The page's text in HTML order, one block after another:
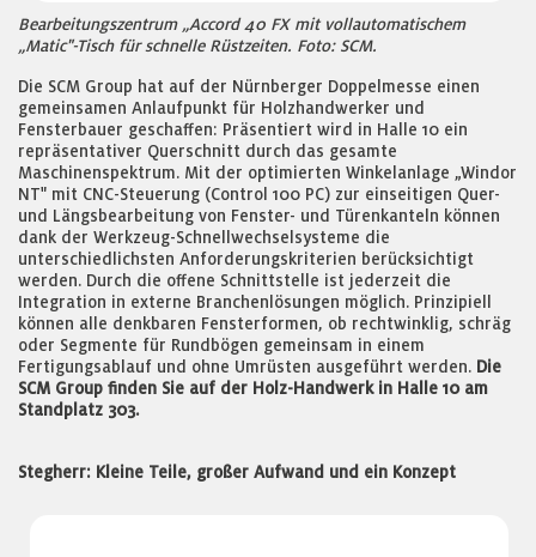
Bearbeitungszentrum „Accord 40 FX mit vollautomatischem
„Matic"-Tisch für schnelle Rüstzeiten. Foto: SCM.
Die SCM Group hat auf der Nürnberger Doppelmesse einen
gemeinsamen Anlaufpunkt für Holzhandwerker und
Fensterbauer geschaffen: Präsentiert wird in Halle 10 ein
repräsentativer Querschnitt durch das gesamte
Maschinenspektrum. Mit der optimierten Winkelanlage „Windor
NT" mit CNC-Steuerung (Control 100 PC) zur einseitigen Quer-
und Längsbearbeitung von Fenster- und Türenkanteln können
dank der Werkzeug-Schnellwechselsysteme die
unterschiedlichsten Anforderungskriterien berücksichtigt
werden. Durch die offene Schnittstelle ist jederzeit die
Integration in externe Branchenlösungen möglich. Prinzipiell
können alle denkbaren Fensterformen, ob rechtwinklig, schräg
oder Segmente für Rundbögen gemeinsam in einem
Fertigungsablauf und ohne Umrüsten ausgeführt werden. Die
SCM Group finden Sie auf der Holz-Handwerk in Halle 10 am
Standplatz 303.
Stegherr: Kleine Teile, großer Aufwand und ein Konzept